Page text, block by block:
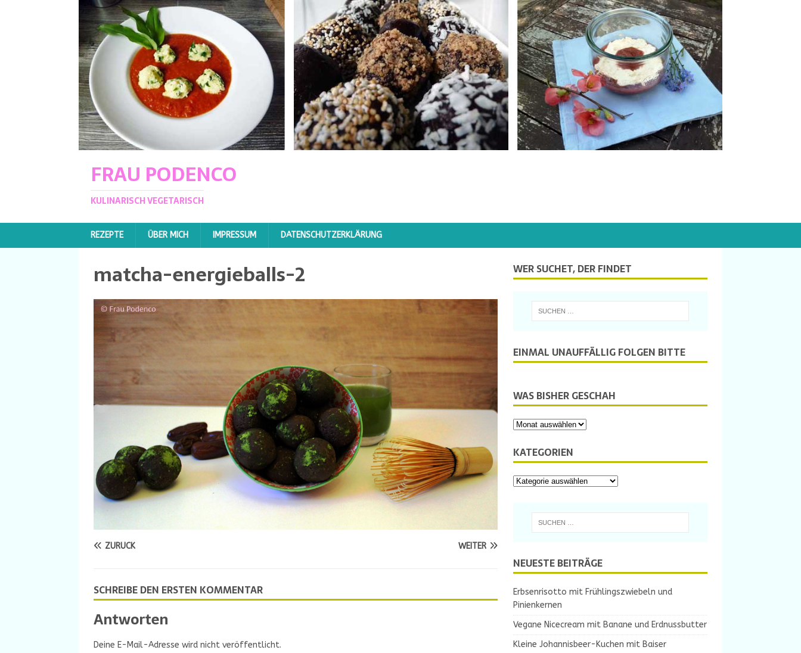
FRAU PODENCO
KULINARISCH VEGETARISCH
REZEPTE ÜBER MICH IMPRESSUM DATENSCHUTZERKLÄRUNG
matcha-energieballs-2
ZURÜCK WEITER
SCHREIBE DEN ERSTEN KOMMENTAR
Antworten
Deine E-Mail-Adresse wird nicht veröffentlicht.
WER SUCHET, DER FINDET
EINMAL UNAUFFÄLLIG FOLGEN BITTE
WAS BISHER GESCHAH
KATEGORIEN
NEUESTE BEITRÄGE
Erbsenrisotto mit Frühlingszwiebeln und
Pinienkernen
Vegane Nicecream mit Banane und Erdnussbutter
Kleine Johannisbeer-Kuchen mit Baiser